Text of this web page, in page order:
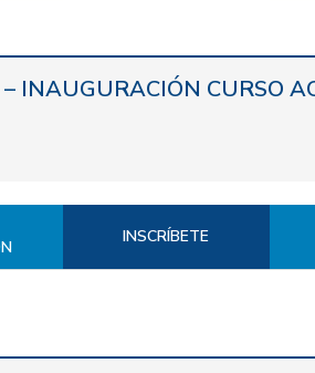
INAUGURACIÓN CURSO
INSCRÍBETE